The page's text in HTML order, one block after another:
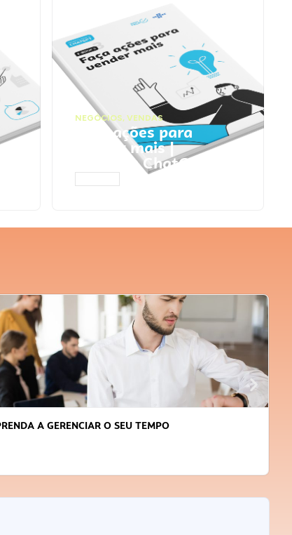
NEGÓCIOS, VENDAS
Faça ações para
vender mais |
Prompts ChatGPT
A GERENCIAR O SEU TEMPO